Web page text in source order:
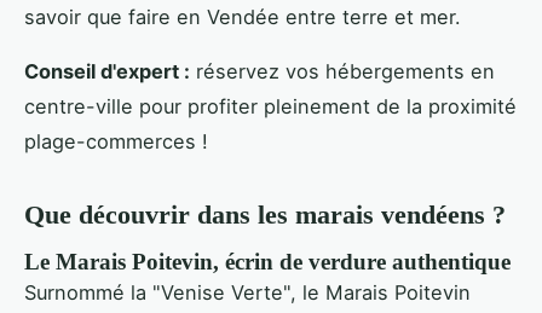
savoir que faire en Vendée entre terre et mer.
Conseil d'expert : réservez vos hébergements en
centre-ville pour profiter pleinement de la proximité
plage-commerces !
Que découvrir dans les marais vendéens ?
Le Marais Poitevin, écrin de verdure authentique
Surnommé la "Venise Verte", le Marais Poitevin